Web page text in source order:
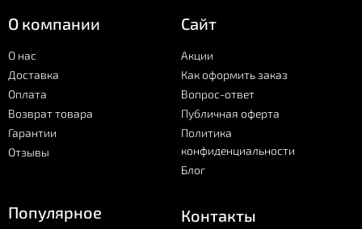
О компании
О нас
Доставка
Оплата
Возврат товара
Гарантии
Отзывы
Сайт
Акции
Как оформить заказ
Вопрос-ответ
Публичная оферта
Политика
конфиденциальности
Блог
Популярное Контакты